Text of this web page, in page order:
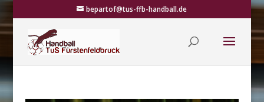
bepartof@tus-ffb-handball.de